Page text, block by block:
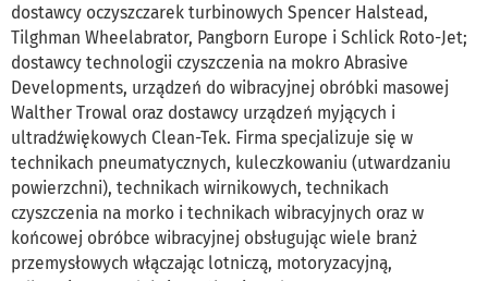
dostawcy oczyszczarek turbinowych Spencer Halstead,
Tilghman Wheelabrator, Pangborn Europe i Schlick Roto-Jet;
dostawcy technologii czyszczenia na mokro Abrasive
Developments, urządzeń do wibracyjnej obróbki masowej
Walther Trowal oraz dostawcy urządzeń myjących i
ultradźwiękowych Clean-Tek. Firma specjalizuje się w
technikach pneumatycznych, kuleczkowaniu (utwardzaniu
powierzchni), technikach wirnikowych, technikach
czyszczenia na morko i technikach wibracyjnych oraz w
końcowej obróbce wibracyjnej obsługując wiele branż
przemysłowych włączając lotniczą, motoryzacyjną,